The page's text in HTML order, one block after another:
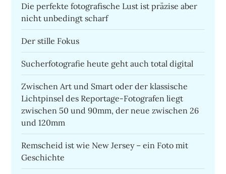
Die perfekte fotografische Lust ist präzise aber
nicht unbedingt scharf
Der stille Fokus
Sucherfotografie heute geht auch total digital
Zwischen Art und Smart oder der klassische
Lichtpinsel des Reportage-Fotografen liegt
zwischen 50 und 90mm, der neue zwischen 26
und 120mm
Remscheid ist wie New Jersey – ein Foto mit
Geschichte